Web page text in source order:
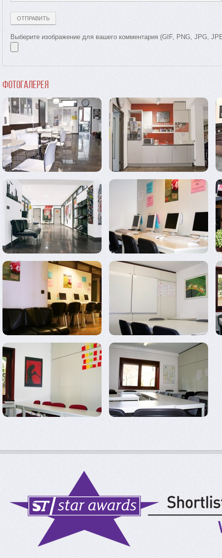
Выберите изображение для вашего комментария (GIF, PNG, JPG,
Фотогалерея